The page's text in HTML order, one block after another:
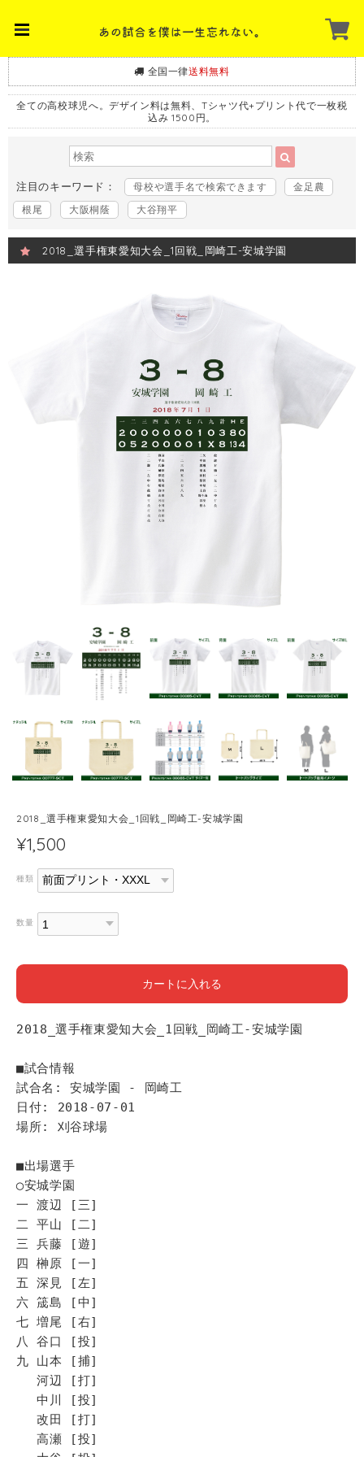
全国一律送料無料
全ての高校球児へ。デザイン料は無料、Tシャツ代+プリント代で一枚税
込み 1500円。
注目のキーワード： 母校や選手名で検索できます
金足農
根尾
大阪桐蔭 大谷翔平
2018_選手権東愛知大会_1回戦_岡崎工-安城学園
2018_選手権東愛知大会_1回戦_岡崎工-安城学園
¥1,500
種類
数量
カートに入れる
2018_選手権東愛知大会_1回戦_岡崎工-安城学園
■試合情報
試合名: 安城学園 - 岡崎工
日付: 2018-07-01
場所: 刈谷球場
■出場選手
◯安城学園
一 渡辺 [三]
二 平山 [二]
三 兵藤 [遊]
四 榊原 [一]
五 深見 [左]
六 筬島 [中]
七 増尾 [右]
八 谷口 [投]
九 山本 [捕]
河辺 [打]
中川 [投]
改田 [打]
高瀬 [投]